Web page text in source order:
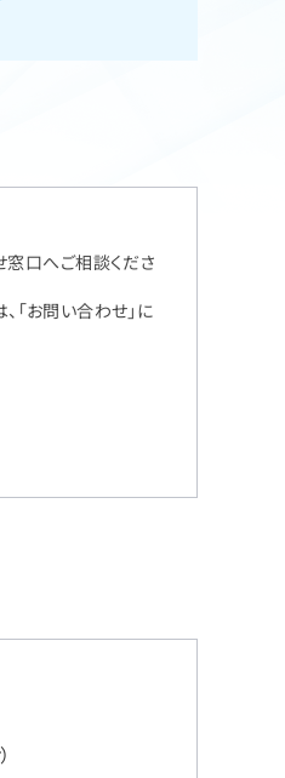
窓口へご相談くださ
「お問い合わせ」に